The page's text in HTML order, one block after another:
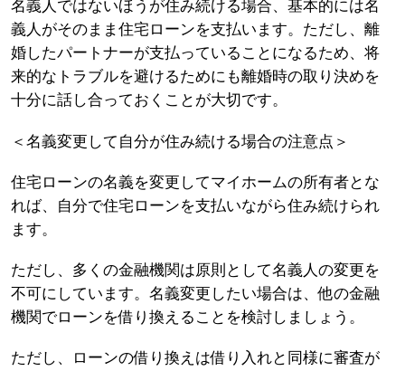
名義人ではないほうが住み続ける場合、基本的には名
義人がそのまま住宅ローンを支払います。ただし、離
婚したパートナーが支払っていることになるため、将
来的なトラブルを避けるためにも離婚時の取り決めを
十分に話し合っておくことが大切です。
＜名義変更して自分が住み続ける場合の注意点＞
住宅ローンの名義を変更してマイホームの所有者とな
れば、自分で住宅ローンを支払いながら住み続けられ
ます。
ただし、多くの金融機関は原則として名義人の変更を
不可にしています。名義変更したい場合は、他の金融
機関でローンを借り換えることを検討しましょう。
ただし、ローンの借り換えは借り入れと同様に審査が